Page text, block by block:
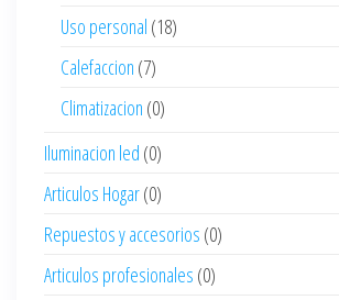
Uso personal (18)
Calefaccion (7)
Climatizacion (0)
Iluminacion led (0)
Articulos Hogar(0)
Repuestos y accesorios (0)
Articulos profesionales (0)